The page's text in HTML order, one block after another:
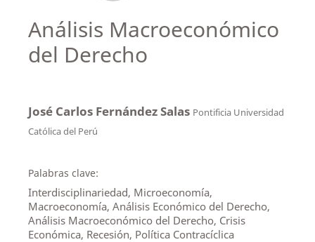
Análisis Macroeconómico
del Derecho
José Carlos Fernández Salas Pontificia Universidad
Católica del Perú
Palabras clave:
Interdisciplinariedad, Microeconomía,
Macroeconomía, Análisis Económico del Derecho,
Análisis Macroeconómico del Derecho, Crisis
Económica, Recesión, Política Contracíclica